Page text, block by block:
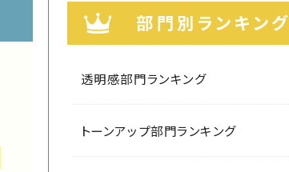
部門別ランキング
透明感部門ランキング
トーンアップ部門ランキング